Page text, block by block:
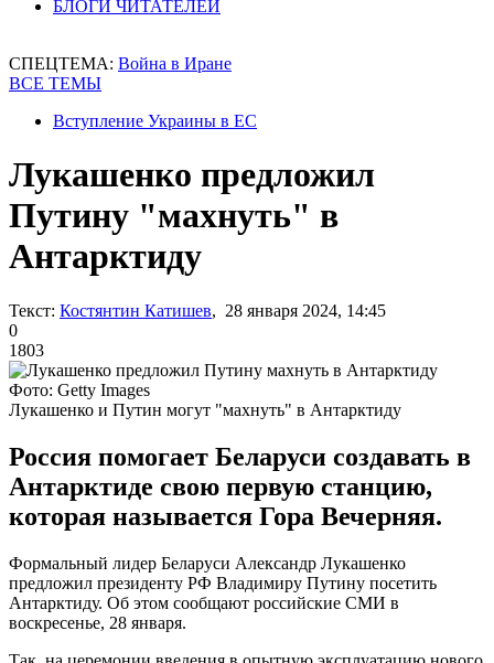
БЛОГИ ЧИТАТЕЛЕЙ
СПЕЦТЕМА: Война в Иране
ВСЕ ТЕМЫ
Вступление Украины в ЕС
Лукашенко предложил
Путину "махнуть" в
Антарктиду
Текст: Костянтин Катишев, 28 января 2024, 14:45
0
1803
Фото: Getty Images
Лукашенко и Путин могут "махнуть" в Антарктиду
Россия помогает Беларуси создавать в
Антарктиде свою первую станцию,
которая называется Гора Вечерняя.
Формальный лидер Беларуси Александр Лукашенко
предложил президенту РФ Владимиру Путину посетить
Антарктиду. Об этом сообщают российские СМИ в
воскресенье, 28 января.